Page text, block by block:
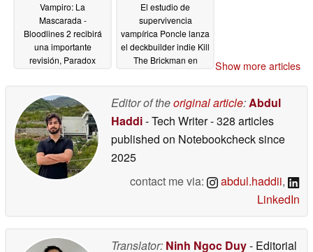
Vampiro: La
Mascarada -
Bloodlines 2 recibirá
una importante
revisión, Paradox
El estudio de
supervivencia
vampírica Poncle lanza
el deckbuilder indie Kill
The Brickman en
Show more articles
Editor of theoriginal article:Abdul
Haddi- Tech Writer- 328 articles
published on Notebookchecksince
2025
contact me via:
abdul.haddii,
LinkedIn
Translator: Ninh Ngoc Duy- Editorial